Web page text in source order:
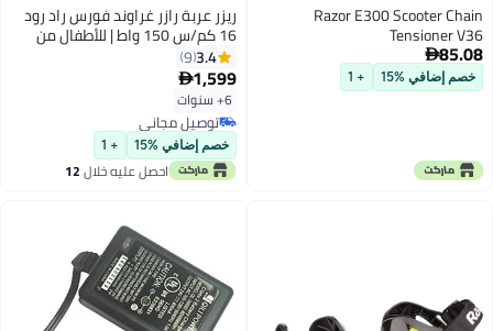
Razor E300 Scooter Chain
Tensioner V36
85.08
خصم إضافي %15 + 1
ريزر عربة رازر غراوند فورس راد رود
16 كم/س 150 واط | للأطفال من
عمر 6 سنوات فما فوق | ركوب
كهربائي | عربة انزلاقية | مع إمكانية
الاستخدام المستمر لمدة تصل إلى
فولت | مغامرة في الهواء الطلق |
عربة للأطفال
3.4
9
1,599
6+ سنوات
توصيل مجاني
توصيل مجاني
خصم إضافي %15 + 1
احصل عليه خلال12